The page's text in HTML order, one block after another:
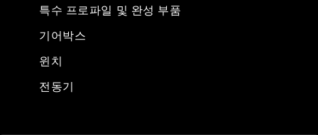
특수 프로파일 및 완성 부품
기어박스
윈치
전동기